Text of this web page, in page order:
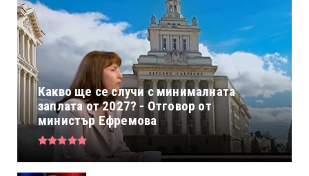
Какво ще се случи с минималната
заплата от 2027? - Отговор от
министър Ефремова